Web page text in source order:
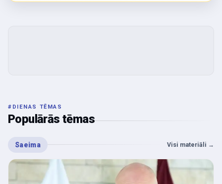
# DIENAS TĒMAS
Populārās tēmas
Saeima Visi materiāli →